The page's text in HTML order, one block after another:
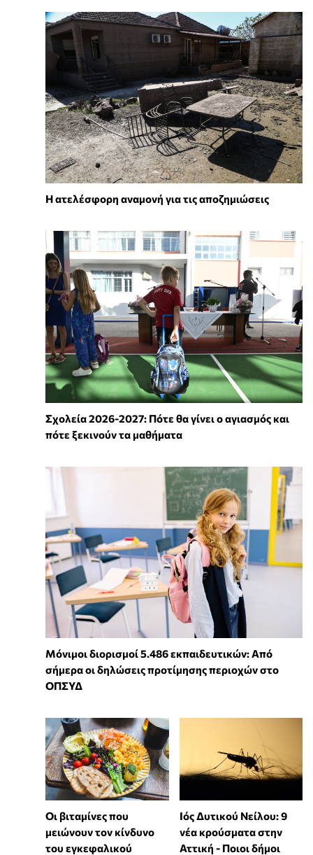
Η ατελέσφορη αναμονή για τις αποζημιώσεις
Σχολεία 2026-2027: Πότε θα γίνει ο αγιασμός και
πότε ξεκινούν τα μαθήματα
Μόνιμοι διορισμοί 5.486 εκπαιδευτικών: Από
σήμερα οι δηλώσεις προτίμησης περιοχών στο
ΟΠΣΥΔ
Οι βιταμίνες που
μειώνουν τον κίνδυνο
του εγκεφαλικού
Ιός Δυτικού Νείλου: 9
νέα κρούσματα στην
Αττική - Ποιοι δήμοι